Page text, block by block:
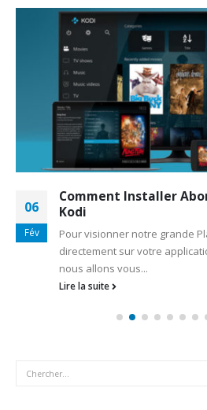
06
Fév
Comment Installer
Kodi
Pour visionner notre grande
directement sur votre
nous allons vous...
Lire la suite